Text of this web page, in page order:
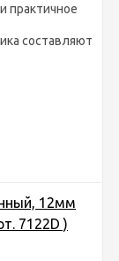
практичное
составляют
12мм
7122D )